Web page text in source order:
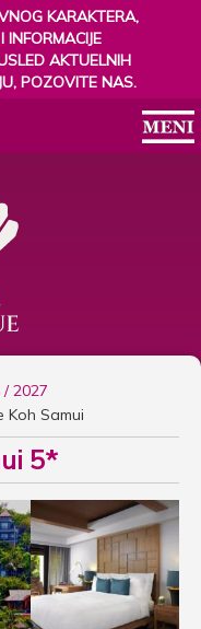
KARAKTERA,
AKTUELNIH
POZOVITE NAS.
2027
Koh Samui
5*